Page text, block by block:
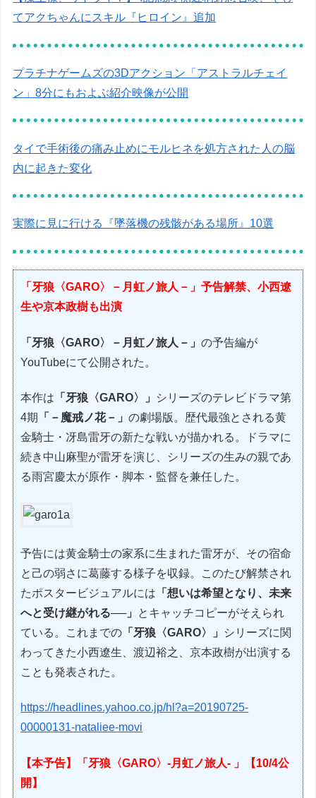
てアクちゃんにスキル『ヒロイン』追加
プラチナゲームズの3Dアクション「アストラルチェイ
ン」8分にもおよぶ紹介映像が公開
タイで手術後の痛み止めにモルヒネを処方された人の脳
内に起きた変化
実際に見に行ける『墜落機の残骸がある場所』10選
「牙狼〈GARO〉－月虹ノ旅人－」予告解禁、小西遼
生や京本政樹も出演
「牙狼〈GARO〉－月虹ノ旅人－」の予告編が
YouTubeにて公開された。
本作は 「牙狼〈GARO〉」
シリーズのテレビドラマ第
4期
「－魔戒ノ花－」の劇場版。歴代最強とされる黄
金騎士・冴島雷牙の新たな戦いが描かれる。ドラマに
続き中山麻聖が雷牙を演じ、シリーズの生みの親であ
る雨宮慶太が原作・脚本・監督を兼任した。
予告には黄金騎士の家系に生まれた雷牙が、その宿命
と己の弱さに葛藤する様子を収録。このたび解禁され
たポスタービジュアルには 「想いは希望となり、未来
へと受け継がれる──」
とキャッチコピーがそえられ
ている。これまでの 「牙狼〈GARO〉」
シリーズに関
わってきた小西遼生、渡辺裕之、京本政樹が出演する
ことも発表された。
https://headlines.yahoo.co.jp/hl?a=20190725-
00000131-nataliee-movi
【本予告】「牙狼〈GARO〉-月虹ノ旅人- 」【10/4公
開】